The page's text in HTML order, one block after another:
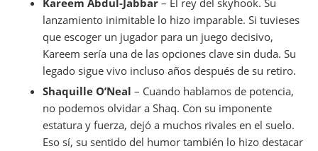
Kareem Abdul-Jabbar – El rey del skyhook. Su
lanzamiento inimitable lo hizo imparable. Si tuvieses
que escoger un jugador para un juego decisivo,
Kareem sería una de las opciones clave sin duda. Su
legado sigue vivo incluso años después de su retiro.
Shaquille O’Neal – Cuando hablamos de potencia,
no podemos olvidar a Shaq. Con su imponente
estatura y fuerza, dejó a muchos rivales en el suelo.
Eso sí, su sentido del humor también lo hizo destacar